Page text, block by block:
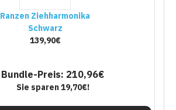
Ranzen Ziehharmonika
Schwarz
139,90€
Bundle-Preis: 210,96€
Sie sparen 19,70€!